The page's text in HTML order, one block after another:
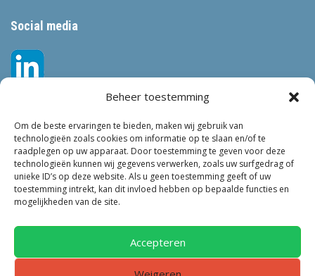
Beheer toestemming
Om de beste ervaringen te bieden, maken wij gebruik van
technologieën zoals cookies om informatie op te slaan en/of te
raadplegen op uw apparaat. Door toestemming te geven voor deze
technologieën kunnen wij gegevens verwerken, zoals uw surfgedrag of
unieke ID’s op deze website. Als u geen toestemming geeft of uw
toestemming intrekt, kan dit invloed hebben op bepaalde functies en
mogelijkheden van de site.
Accepteren
Social media
Tags
VEILIGHEID LEEFBAARHEID
OM KINDEREN
ONDERMIJNING